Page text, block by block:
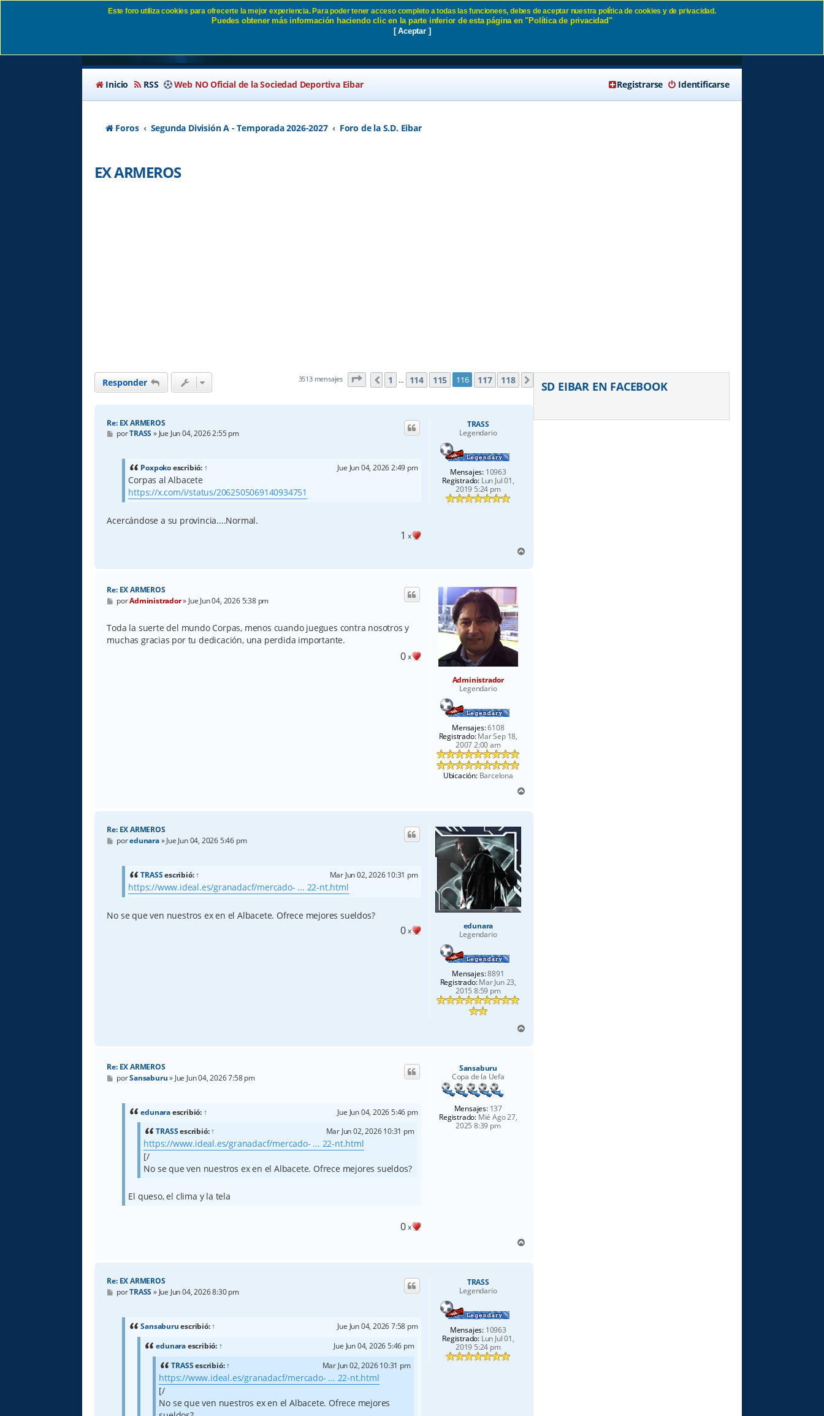
EX ARMEROS - Página 116 SD Eibar
Inicio RSS Web NO Oficial de la Sociedad Deportiva Eibar Identificarse
Registrarse
Foros Segunda División A - Temporada 2026-2027 Foro de la S.D. Eibar
EX ARMEROS
Responder 3513 mensajes Página 116 de118
Anterior
1 … 114 115 116 117 118 Siguiente
TRASS
Legendario
Mensajes: 10963
Registrado:Lun Jul 01,
2019 5:24 pm
Re: EX ARMEROS
M
e
porTRASS » Jue Jun 04, 2026 2:55 pm
Poxpokoescribió: ↑ Jue Jun 04, 2026 2:49 pm
Corpas al Albacete
https://x.com/i/status/2062505069140934751
Acercándose a su provincia....Normal.
1 x
r
Administrador
Legendario
Mensajes:6108
Registrado:Mar Sep 18,
2007 2:00 am
Ubicación:Barcelona
Re: EX ARMEROS
M
e
s
a
j
porAdministrador» Jue Jun 04, 2026 5:38 pm
Toda la suerte del mundo Corpas, menos cuando juegues contra nosotros y
muchas gracias por tu dedicación, una perdida importante.
0x
r
edunara
Legendario
Mensajes:8891
Registrado:Mar Jun 23,
2015 8:59 pm
Re: EX ARMEROS
M
e
poredunara»Jue Jun 04, 2026 5:46 pm
TRASSescribió:↑ Mar Jun 02, 2026 10:31 pm
https://www.ideal.es/granadacf/mercado- ... 22-nt.html
No se que ven nuestros ex en el Albacete. Ofrece mejores sueldos?
0x
r
Sansaburu
Copa de la Uefa
Mensajes:137
Registrado:Mié Ago 27,
2025 8:39 pm
Re: EX ARMEROS
M
e
porSansaburu» Jue Jun 04, 2026 7:58 pm
edunaraescribió: ↑
Jue Jun 04, 2026 5:46 pm
TRASSescribió:↑ Mar Jun 02, 2026 10:31 pm
https://www.ideal.es/granadacf/mercado- ... 22-nt.html
[/
No se que ven nuestros ex en el Albacete. Ofrece mejores sueldos?
El queso, el clima y la tela
0x
r
TRASS
Legendario
Mensajes: 10963
Registrado:Lun Jul 01,
2019 5:24 pm
Re: EX ARMEROS
M
e
porTRASS » Jue Jun 04, 2026 8:30 pm
Sansaburuescribió:↑
Jue Jun 04, 2026 7:58 pm
edunaraescribió: ↑
Jue Jun 04, 2026 5:46 pm
TRASSescribió:↑ Mar Jun 02, 2026 10:31 pm
https://www.ideal.es/granadacf/mercado- ... 22-nt.html
[/
No se que ven nuestros ex en el Albacete. Ofrece mejores
SD EIBAR EN FACEBOOK
Este foro utiliza cookies para ofrecerte la mejor experiencia. Para poder tener acceso completo a todas las funcionees, debes de aceptar nuestra política de cookies y de privacidad.
Puedes obtener más información haciendo clic en la parte inferior de esta página en "Política de privacidad"
[ Aceptar ]